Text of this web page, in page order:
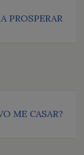
PROSPERAR
ME CASAR?